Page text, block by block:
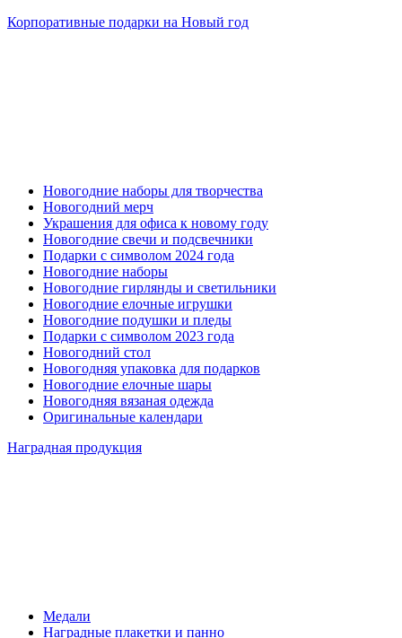
Корпоративные подарки на Новый год
Новогодние наборы для творчества
Новогодний мерч
Украшения для офиса к новому году
Новогодние свечи и подсвечники
Подарки с символом 2024 года
Новогодние наборы
Новогодние гирлянды и светильники
Новогодние елочные игрушки
Новогодние подушки и пледы
Подарки с символом 2023 года
Новогодний стол
Новогодняя упаковка для подарков
Новогодние елочные шары
Новогодняя вязаная одежда
Оригинальные календари
Наградная продукция
Медали
Наградные плакетки и панно